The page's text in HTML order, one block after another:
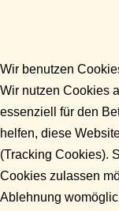
Wir benutzen
Wir nutzen Cookies
essenziell für den
helfen, diese
(Tracking Cookies).
Cookies zulassen
Ablehnung